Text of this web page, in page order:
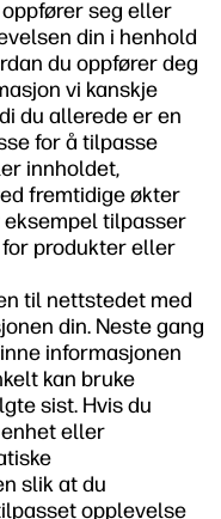
seg eller
din i henhold
du oppfører deg
vi kanskje
du allerede er en
for å tilpasse
innholdet,
fremtidige økter
eksempel tilpasser
produkter eller
til nettstedet med
din. Neste gang
informasjonen
kan bruke
sist. Hvis du
eller
slik at du
opplevelse